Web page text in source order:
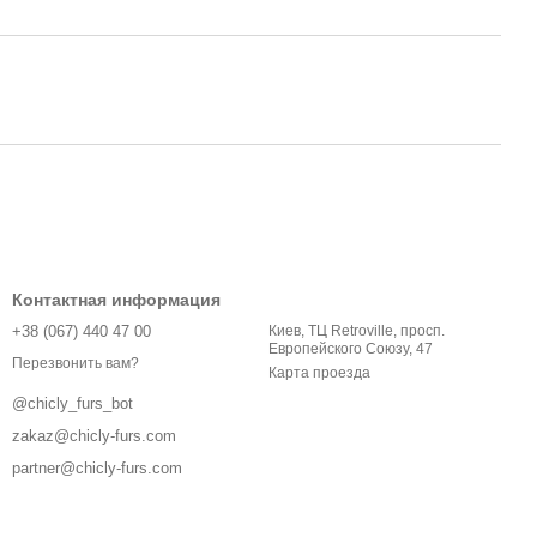
Контактная информация
+38 (067) 440 47 00
Перезвонить вам?
@chicly_furs_bot
zakaz@chicly-furs.com
partner@chicly-furs.com
Киев, ТЦ Retroville, просп.
Европейского Союзу, 47
Карта проезда